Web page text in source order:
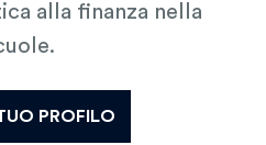
alla finanza nella
PROFILO